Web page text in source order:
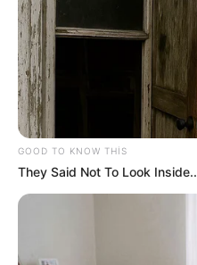
80
GOOD TO KNOW THIS
They Said Not To Look